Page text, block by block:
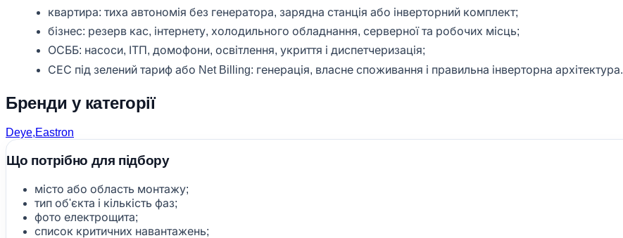
квартира: тиха автономія без генератора, зарядна станція або інверторний комплект;
бізнес: резерв кас, інтернету, холодильного обладнання, серверної та робочих місць;
ОСББ: насоси, ІТП, домофони, освітлення, укриття і диспетчеризація;
СЕС під зелений тариф або Net Billing: генерація, власне споживання і правильна інверторна архітектура.
Бренди у категорії
Deye,Eastron
Що потрібно для підбору
місто або область монтажу;
тип об'єкта і кількість фаз;
фото електрощита;
список критичних навантажень;